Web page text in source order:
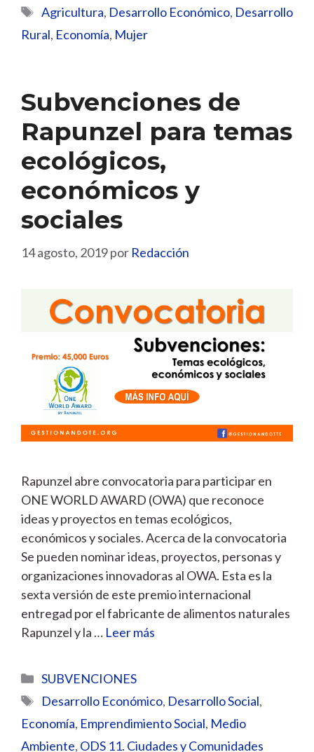
Etiquetas
Agricultura, Desarrollo Económico, Desarrollo
Rural, Economía, Mujer
Subvenciones de
Rapunzel para temas
ecológicos,
económicos y
sociales
14 agosto, 2019por Redacción
Rapunzel abre convocatoria para participar en
ONE WORLD AWARD (OWA) que reconoce
ideas y proyectos en temas ecológicos,
económicos y sociales. Acerca de la convocatoria
Se pueden nominar ideas, proyectos, personas y
organizaciones innovadoras al OWA. Esta es la
sexta versión de este premio internacional
entregad por el fabricante de alimentos naturales
Rapunzel y la … Leer más
Categorías
SUBVENCIONES
Etiquetas
Desarrollo Económico, Desarrollo Social,
Economía, Emprendimiento Social, Medio
Ambiente, ODS 11. Ciudades y Comunidades